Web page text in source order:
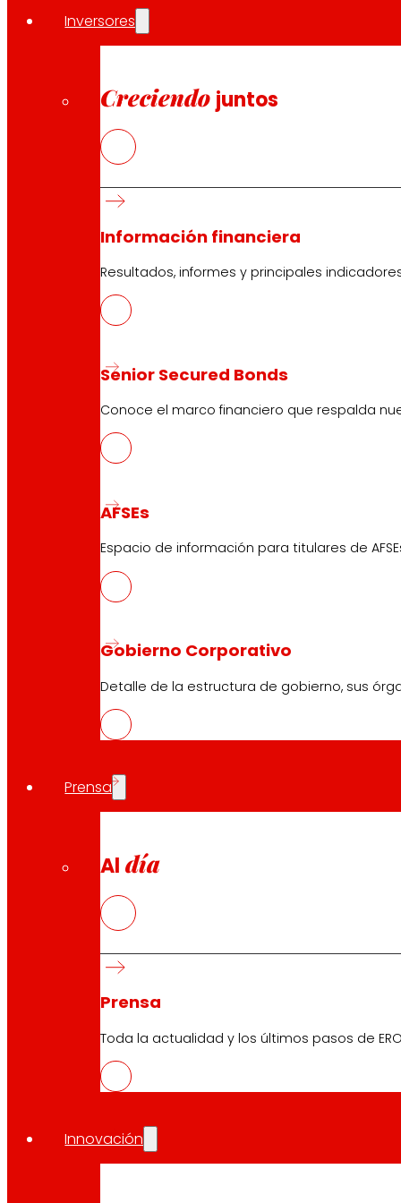
Inversores
Creciendo juntos
Información financiera
Resultados, informes y principales
Senior Secured Bonds
Conoce el marco financiero que respalda
AFSEs
Espacio de información para titulares de
Gobierno Corporativo
Detalle de la estructura de gobierno, sus
Prensa
Al día
Prensa
Toda la actualidad y los últimos pasos de
Innovación